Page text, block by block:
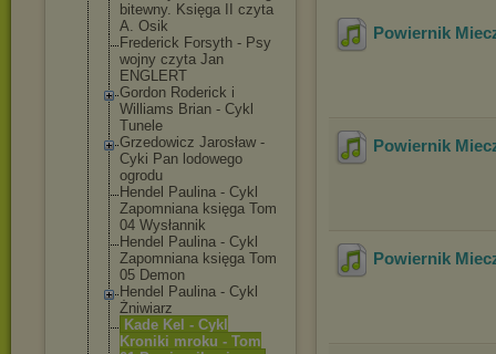
bitewny. Księga II czyta
A. Osik
Frederick Forsyth - Psy
wojny czyta Jan
ENGLERT
Gordon Roderick i
Williams Brian - Cykl
Tunele
Grzedowicz Jarosław -
Cyki Pan lodowego
ogrodu
Hendel Paulina - Cykl
Zapomniana księga Tom
04 Wysłannik
Hendel Paulina - Cykl
Zapomniana księga Tom
05 Demon
Hendel Paulina - Cykl
Żniwiarz
Kade Kel - Cykl
Kroniki mroku - Tom
Powiernik
Powiernik
Powiernik